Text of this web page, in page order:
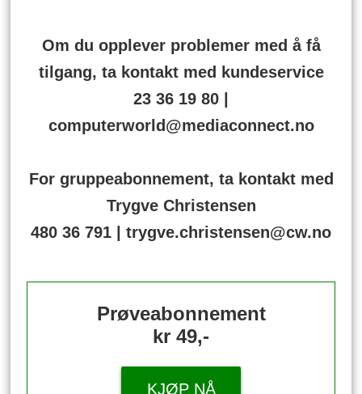
Om du opplever problemer med å få
tilgang, ta kontakt med kundeservice
23 36 19 80 |
computerworld@mediaconnect.no
For gruppeabonnement, ta kontakt med
Trygve Christensen
480 36 791 | trygve.christensen@cw.no
Prøveabonnement
kr 49,-
KJØP NÅ